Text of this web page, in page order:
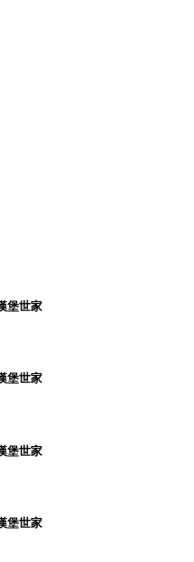
堡世家
堡世家
堡世家
堡世家